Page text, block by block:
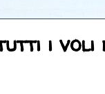
i voli